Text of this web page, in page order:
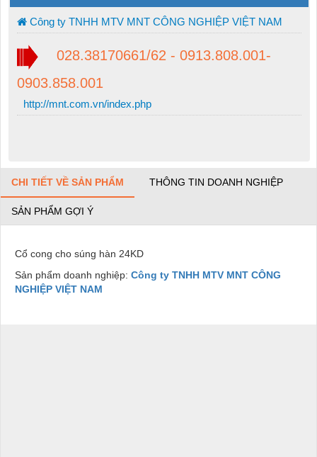
Công ty TNHH MTV MNT CÔNG NGHIỆP VIỆT NAM
028.38170661/62 - 0913.808.001-
0903.858.001
http://mnt.com.vn/index.php
CHI TIẾT VỀ SẢN PHẨM THÔNG TIN DOANH NGHIỆP
SẢN PHẨM GỢI Ý
Cổ cong cho súng hàn 24KD
Sản phẩm doanh nghiệp: Công ty TNHH MTV MNT CÔNG
NGHIỆP VIỆT NAM